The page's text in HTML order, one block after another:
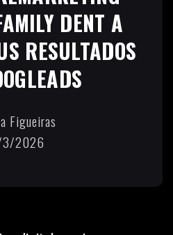
DENT A
RESULTADOS
Figueiras
2026